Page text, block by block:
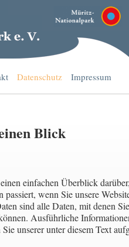
Datenschutz Impressum
Blick
einfachen Überblick
passiert, wenn Sie unsere
sind alle Daten, mit denen Sie
Ausführliche
unserer unter diesem Text